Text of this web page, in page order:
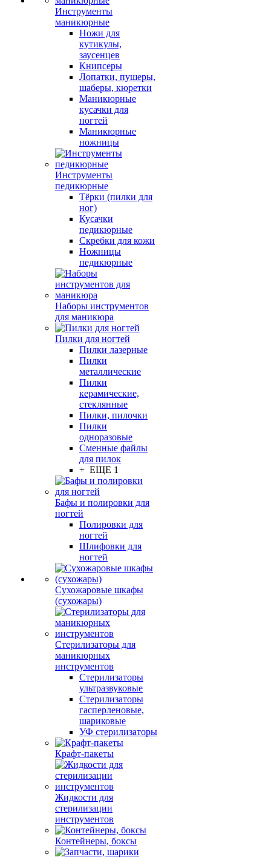
Инструменты
маникюрные
Ножи для
кутикулы,
заусенцев
Книпсеры
Лопатки, пушеры,
шаберы, кюретки
Маникюрные
кусачки для
ногтей
Маникюрные
ножницы
Инструменты
педикюрные
Тёрки (пилки для
ног)
Кусачки
педикюрные
Скребки для кожи
Ножницы
педикюрные
Наборы инструментов
для маникюра
Пилки для ногтей
Пилки лазерные
Пилки
металлические
Пилки
керамические,
стеклянные
Пилки, пилочки
Пилки
одноразовые
Сменные файлы
для пилок
+ ЕЩЕ 1
Бафы и полировки для
ногтей
Полировки для
ногтей
Шлифовки для
ногтей
Сухожаровые шкафы
(сухожары)
Стерилизаторы для
маникюрных
инструментов
Стерилизаторы
ультразвуковые
Стерилизаторы
гасперленовые,
шариковые
УФ стерилизаторы
Крафт-пакеты
Жидкости для
стерилизации
инструментов
Контейнеры, боксы